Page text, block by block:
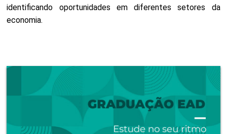
identificando oportunidades em diferentes setores da
economia.